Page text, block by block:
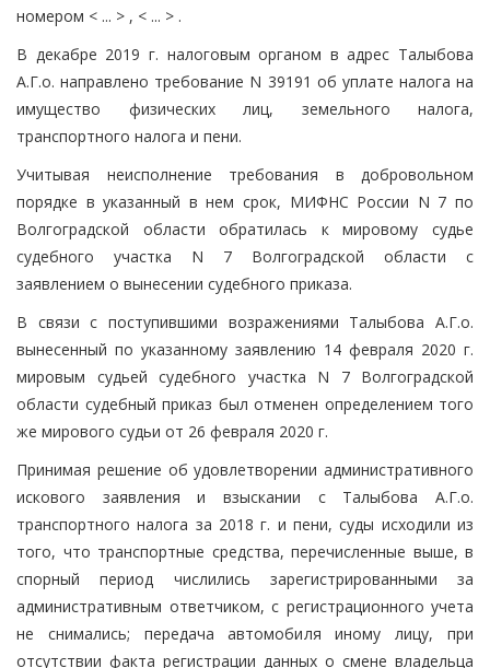
номером < ... > , < ... > .
В декабре 2019 г. налоговым органом в адрес Талыбова
А.Г.о. направлено требование N 39191 об уплате налога на
имущество физических лиц, земельного налога,
транспортного налога и пени.
Учитывая неисполнение требования в добровольном
порядке в указанный в нем срок, МИФНС России N 7 по
Волгоградской области обратилась к мировому судье
судебного участка N 7 Волгоградской области с
заявлением о вынесении судебного приказа.
В связи с поступившими возражениями Талыбова А.Г.о.
вынесенный по указанному заявлению 14 февраля 2020 г.
мировым судьей судебного участка N 7 Волгоградской
области судебный приказ был отменен определением того
же мирового судьи от 26 февраля 2020 г.
Принимая решение об удовлетворении административного
искового заявления и взыскании с Талыбова А.Г.о.
транспортного налога за 2018 г. и пени, суды исходили из
того, что транспортные средства, перечисленные выше, в
спорный период числились зарегистрированными за
административным ответчиком, с регистрационного учета
не снимались; передача автомобиля иному лицу, при
отсутствии факта регистрации данных о смене владельца